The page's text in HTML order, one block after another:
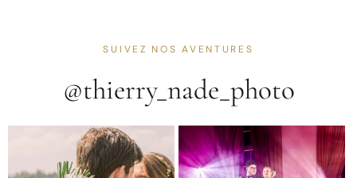
SUIVEZ NOS AVENTURES
@thierry_nade_photo